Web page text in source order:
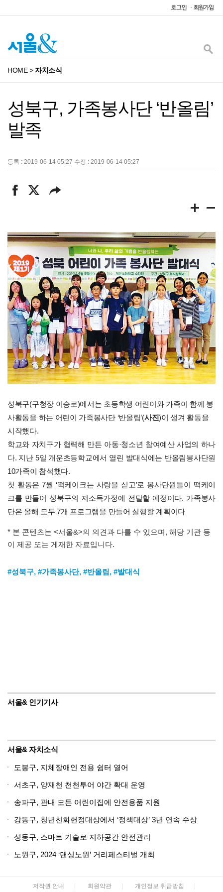
HOME>자치소식
성북구, 가족봉사단 ‘반올림’
발족
등록 : 2019-06-14 05:27 수정 : 2019-06-14 05:27
성북구(구청장 이승로)에서는 초등학생 어린이와 가족이 함께 봉
사활동을 하는 어린이 가족봉사단 ‘반올림’(사진)이 생겨 활동을
시작했다.
학교와 자치구가 협력해 만든 아동·청소년 참여예산 사업의 하나
다. 지난 5일 개운초등학교에서 열린 발대식에는 반올림봉사단원
10가족이 참석했다.
첫 활동은 7월 ‘떡케이크는 사랑을 싣고’로 봉사단원들이 떡케이
크를 만들어 성북구의 저소득가정에 전달할 예정이다. 가족봉사
단은 올해 모두 7개 프로그램을 만들어 실행할 계획이다
* 본 콘텐츠는 <서울&>의 의견과 다를 수 있으며, 해당 기관 등
이 제공 또는 게재한 자료입니다.
#성북구, #가족봉사단, #반올림, #발대식
서울& 인기기사
서울& 자치소식
도봉구, 지체장애인 전용 쉼터 열어
서초구, 양재천 천천투어 야간 확대 운영
송파구, 관내 모든 어린이집에 안전용품 지원
강동구, 청년친화헌정대상에서 ‘정책대상’ 3년 연속 수상
성동구, 스마트 기술로 지하공간 안전관리
노원구, 2024 ‘댄싱노원’ 거리페스티벌 개최
저작권 안내 | 회원약관 | 개인정보 취급방침 |